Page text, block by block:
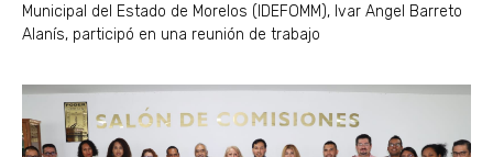
Municipal del Estado de Morelos (IDEFOMM), Ivar Angel Barreto
Alanís, participó en una reunión de trabajo